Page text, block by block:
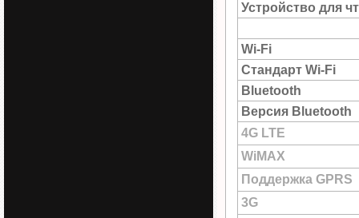
Устройство для
Wi-Fi
Стандарт Wi-Fi
Bluetooth
Версия Bluetooth
4G LTE
WiMAX
Поддержка GPRS
3G